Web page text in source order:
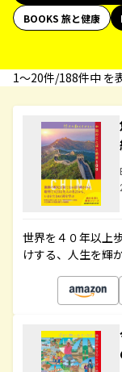
BOOKS 旅と健康
1〜20件/188件中 を
世界を４０年以上
けする、人生を輝